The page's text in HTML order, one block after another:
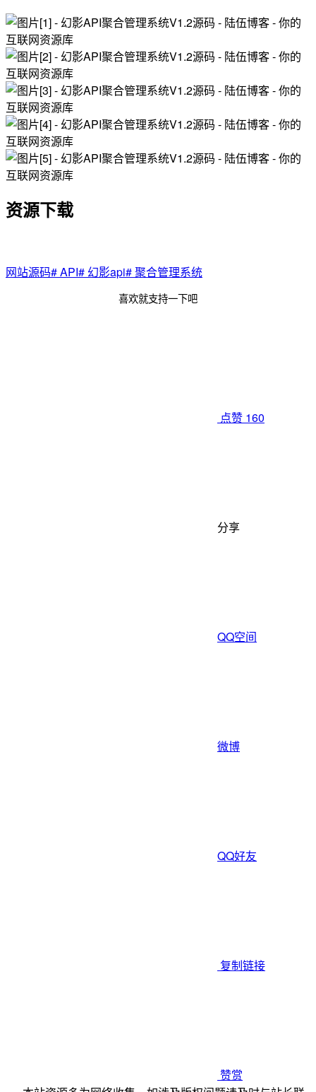
资源下载
网站源码# API# 幻影api# 聚合管理系统
喜欢就支持一下吧
点赞 160
分享
QQ空间
微博
QQ好友
复制链接
赞赏